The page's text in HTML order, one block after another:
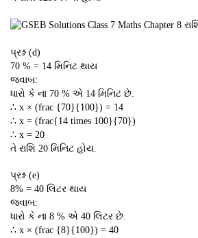
પ્રશ્ન (d)
70 % = 14 મિનિટ થાય
જવાબ:
ધારો કે ના 70 % એ 14 મિનિટ છે.
∴ x × (frac {70}{100}) = 14
∴ x = (frac{14 times 100}{70})
∴ x = 20
તે રાશિ 20 મિનિટ હોય.
પ્રશ્ન (e)
8% = 40 લિટર થાય
જવાબ:
ધારો કે ના 8 % એ 40 લિટર છે.
∴ x × (frac {8}{100}) = 40